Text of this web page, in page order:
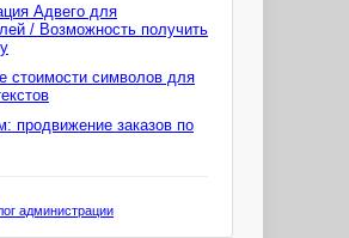
Адвего для
/ Возможность получить
стоимости символов для
продвижение заказов по
администрации